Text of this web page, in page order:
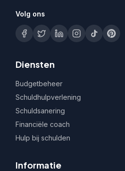
Volg ons
Diensten
Budgetbeheer
Schuldhulpverlening
Schuldsanering
Financiële coach
Hulp bij schulden
Informatie